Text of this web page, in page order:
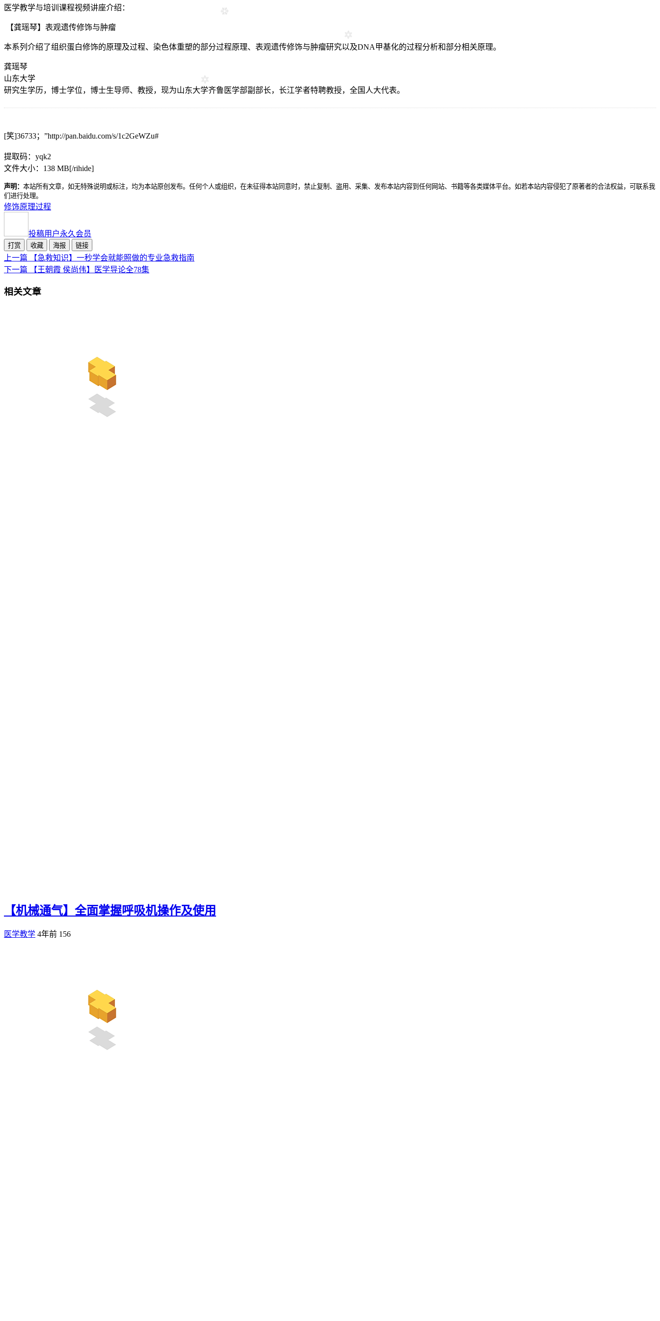
医学教学与培训课程视频讲座介绍：
【龚瑶琴】表观遗传修饰与肿瘤
本系列介绍了组织蛋白修饰的原理及过程、染色体重塑的部分过程原理、表观遗传修饰与肿瘤研究以及DNA甲基化的过程分析和部分相关原理。
龚瑶琴
山东大学
研究生学历，博士学位，博士生导师、教授，现为山东大学齐鲁医学部副部长，长江学者特聘教授，全国人大代表。
[笑]36733；”http://pan.baidu.com/s/1c2GeWZu#
提取码：yqk2
文件大小：138 MB[/rihide]
声明： 本站所有文章，如无特殊说明或标注，均为本站原创发布。任何个人或组织，在未征得本站同意时，禁止复制、盗用、采集、发布本站内容到任何网站、书籍等各类媒体平台。如若本站内容侵犯了原著者的合法权益，可联系我
们进行处理。
修饰原理过程
投稿用户永久会员
打赏 收藏 海报 链接
上一篇
【急救知识】一秒学会就能照做的专业急救指南
下一篇
【王朝霞 侯尚伟】医学导论全78集
相关文章
【机械通气】全面掌握呼吸机操作及使用
医学教学 4年前 156